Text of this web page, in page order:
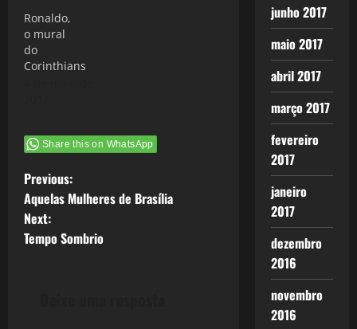
Ronaldo,
o mural
do
Corinthians
Share this on WhatsApp
P
o
s
Previous:
Aquelas Mulheres de Brasília
Next:
Tempo Sombrio
junho 2017
maio 2017
abril 2017
março 2017
fevereiro
2017
janeiro
2017
dezembro
2016
novembro
2016